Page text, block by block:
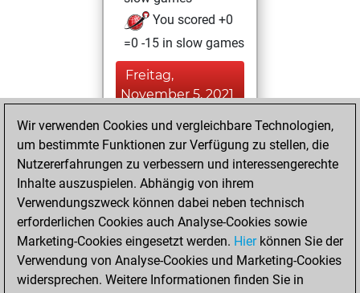
You scored +0
=0 -15 in slow games
Freitag,
November 5, 2021
You achieved a
BeautyScore of 1
Fritz
achieved a new Elo
of 1589
Dienstag,
November 2, 2021
Wir verwenden Cookies und vergleichbare Technologien,
um bestimmte Funktionen zur Verfügung zu stellen, die
Nutzererfahrungen zu verbessern und interessengerechte
Inhalte auszuspielen. Abhängig von ihrem
Verwendungszweck können dabei neben technisch
erforderlichen Cookies auch Analyse-Cookies sowie
Marketing-Cookies eingesetzt werden. Hierkönnen Sie der
Verwendung von Analyse-Cookies und Marketing-Cookies
widersprechen. Weitere Informationen finden Sie in